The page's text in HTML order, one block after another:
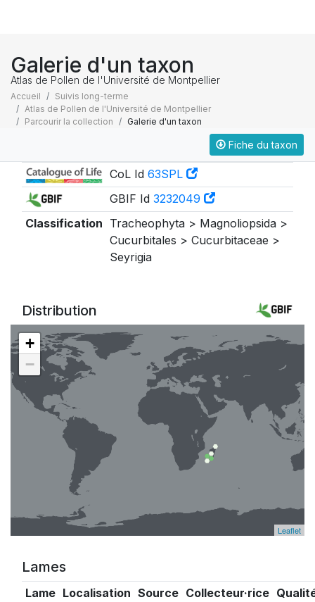
Galerie d'un taxon
Atlas de Pollen de l'Université de Montpellier
Accueil
Suivis long-terme
Atlas de Pollen de l'Université de Montpellier
Parcourir la collection
Galerie d'un taxon
Fiche du taxon
CoL Id 63SPL
GBIF Id 3232049
Classification Tracheophyta > Magnoliopsida >
Cucurbitales > Cucurbitaceae >
Seyrigia
Distribution
+
−
Leaflet
Lames
Lame Localisation Source Collecteur·rice